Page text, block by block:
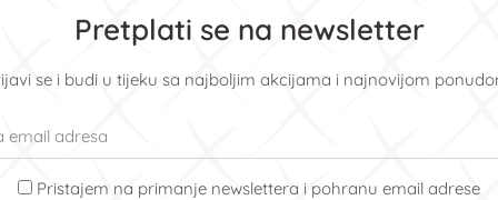
Pretplati se na newsletter
se i budi u tijeku sa najboljim akcijama i najnovijom
Pristajem na primanje newslettera i pohranu email adrese